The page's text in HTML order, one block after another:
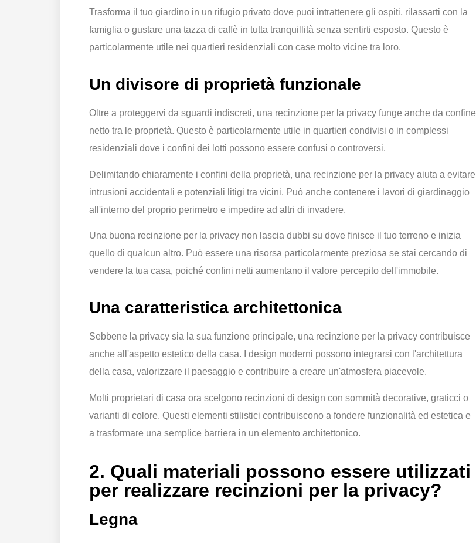
Trasforma il tuo giardino in un rifugio privato dove puoi intrattenere gli ospiti, rilassarti con la
famiglia o gustare una tazza di caffè in tutta tranquillità senza sentirti esposto. Questo è
particolarmente utile nei quartieri residenziali con case molto vicine tra loro.
Un divisore di proprietà funzionale
Oltre a proteggervi da sguardi indiscreti, una recinzione per la privacy funge anche da confine
netto tra le proprietà. Questo è particolarmente utile in quartieri condivisi o in complessi
residenziali dove i confini dei lotti possono essere confusi o controversi.
Delimitando chiaramente i confini della proprietà, una recinzione per la privacy aiuta a evitare
intrusioni accidentali e potenziali litigi tra vicini. Può anche contenere i lavori di giardinaggio
all'interno del proprio perimetro e impedire ad altri di invadere.
Una buona recinzione per la privacy non lascia dubbi su dove finisce il tuo terreno e inizia
quello di qualcun altro. Può essere una risorsa particolarmente preziosa se stai cercando di
vendere la tua casa, poiché confini netti aumentano il valore percepito dell'immobile.
Una caratteristica architettonica
Sebbene la privacy sia la sua funzione principale, una recinzione per la privacy contribuisce
anche all'aspetto estetico della casa. I design moderni possono integrarsi con l'architettura
della casa, valorizzare il paesaggio e contribuire a creare un'atmosfera piacevole.
Molti proprietari di casa ora scelgono recinzioni di design con sommità decorative, graticci o
varianti di colore. Questi elementi stilistici contribuiscono a fondere funzionalità ed estetica e
a trasformare una semplice barriera in un elemento architettonico.
2. Quali materiali possono essere utilizzati
per realizzare recinzioni per la privacy?
Legna